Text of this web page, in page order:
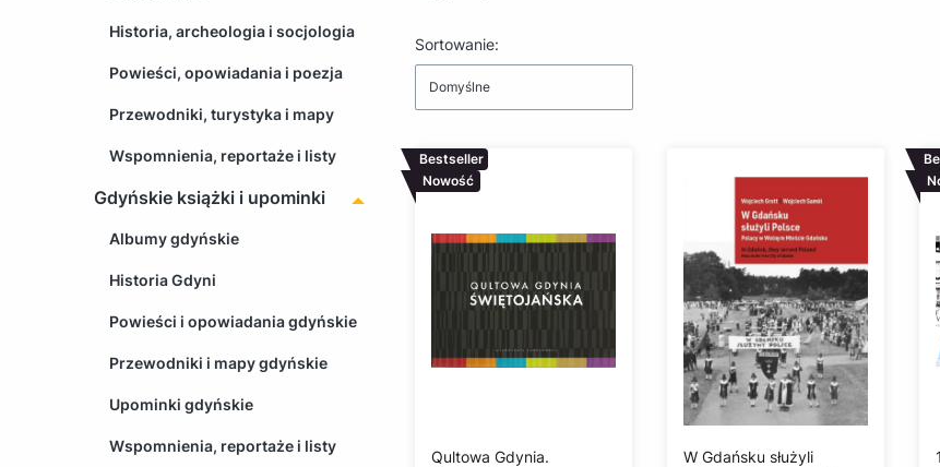
Historia, archeologia i socjologia
Powieści, opowiadania i poezja
Przewodniki, turystyka i mapy
Wspomnienia, reportaże i listy
Gdyńskie książki i upominki
Albumy gdyńskie
Historia Gdyni
Powieści i opowiadania gdyńskie
Przewodniki i mapy gdyńskie
Upominki gdyńskie
Wspomnienia, reportaże i listy
Lista produktów
Sortowanie:
Domyślne
Bestseller
Nowość
Qultowa Gdynia.
W Gdańsku służyli